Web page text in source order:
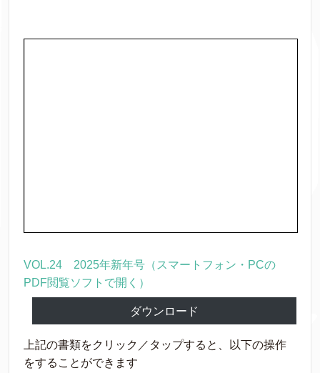
VOL.24 2025年新年号（スマートフォン・PCの
PDF閲覧ソフトで開く）
ダウンロード
上記の書類をクリック／タップすると、以下の操作
をすることができます